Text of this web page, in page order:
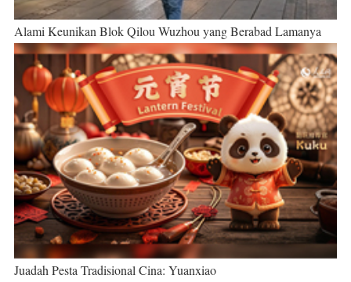
Alami Keunikan Blok Qilou Wuzhou yang Berabad Lamanya
Juadah Pesta Tradisional Cina: Yuanxiao